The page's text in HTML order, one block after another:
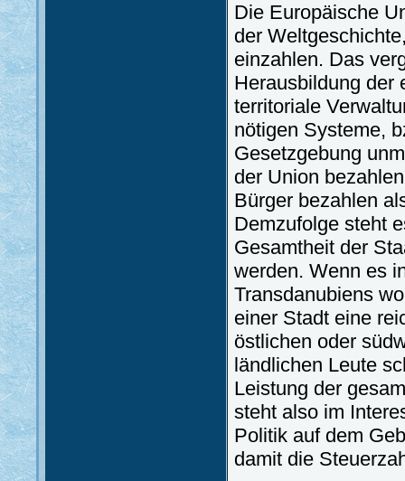
Die Europäische
der
einzahlen. Das
Herausbildung der
territoriale
nötigen Systeme,
Gesetzgebung
der Union
Bürger bezahlen
Demzufolge steht
Gesamtheit der
werden. Wenn es
Transdanubiens
einer Stadt eine
östlichen oder
ländlichen Leute
Leistung der
steht also im
Politik auf dem
damit die